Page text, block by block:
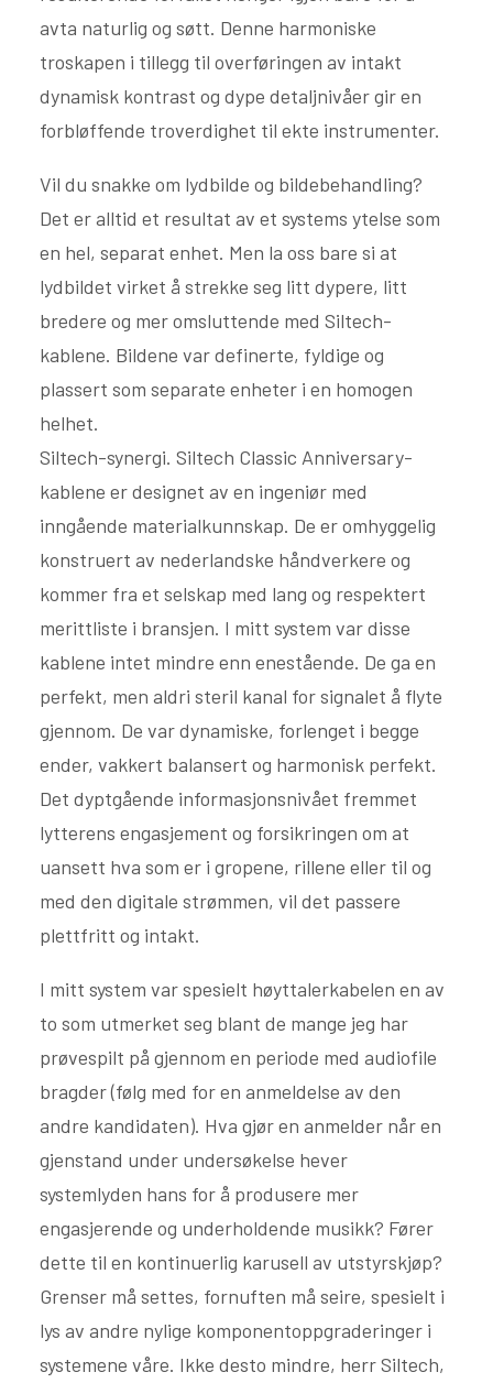
avta naturlig og søtt. Denne harmoniske
troskapen i tillegg til overføringen av intakt
dynamisk kontrast og dype detaljnivåer gir en
forbløffende troverdighet til ekte instrumenter.
Vil du snakke om lydbilde og bildebehandling?
Det er alltid et resultat av et systems ytelse som
en hel, separat enhet. Men la oss bare si at
lydbildet virket å strekke seg litt dypere, litt
bredere og mer omsluttende med Siltech-
kablene. Bildene var definerte, fyldige og
plassert som separate enheter i en homogen
helhet.
Siltech-synergi. Siltech Classic Anniversary-
kablene er designet av en ingeniør med
inngående materialkunnskap. De er omhyggelig
konstruert av nederlandske håndverkere og
kommer fra et selskap med lang og respektert
merittliste i bransjen. I mitt system var disse
kablene intet mindre enn enestående. De ga en
perfekt, men aldri steril kanal for signalet å flyte
gjennom. De var dynamiske, forlenget i begge
ender, vakkert balansert og harmonisk perfekt.
Det dyptgående informasjonsnivået fremmet
lytterens engasjement og forsikringen om at
uansett hva som er i gropene, rillene eller til og
med den digitale strømmen, vil det passere
plettfritt og intakt.
I mitt system var spesielt høyttalerkabelen en av
to som utmerket seg blant de mange jeg har
prøvespilt på gjennom en periode med audiofile
bragder (følg med for en anmeldelse av den
andre kandidaten). Hva gjør en anmelder når en
gjenstand under undersøkelse hever
systemlyden hans for å produsere mer
engasjerende og underholdende musikk? Fører
dette til en kontinuerlig karusell av utstyrskjøp?
Grenser må settes, fornuften må seire, spesielt i
lys av andre nylige komponentoppgraderinger i
systemene våre. Ikke desto mindre, herr Siltech,